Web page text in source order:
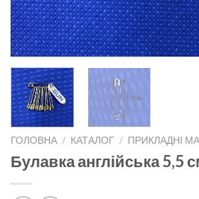
ГОЛОВНА / КАТАЛОГ / ПРИКЛАДНІ
Булавка англійська 5,5